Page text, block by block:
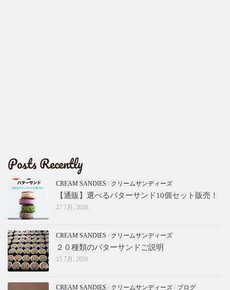
Posts Recently
CREAM SANDIES / クリームサンディーズ
【通販】選べるバターサンド10個セット販売！
27 7月, 2026
CREAM SANDIES / クリームサンディーズ
２０種類のバターサンドご説明
15 7月, 2026
CREAM SANDIES / クリームサンディーズ / ブログ